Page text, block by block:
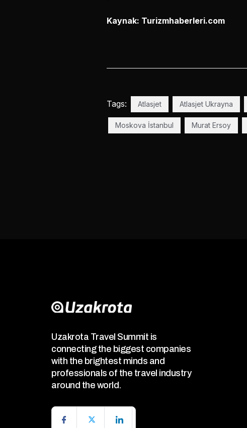
Kaynak: Turizmhaberleri.com
Tags: Atlasjet Atlasjet Ukrayna
Moskova İstanbul Murat Ersoy
Uzakrota Travel Summit is
connecting the biggest companies
with the brightest minds and
professionals of the travel industry
around the world.